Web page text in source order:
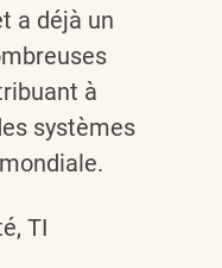
a déjà un
à
systèmes
TI